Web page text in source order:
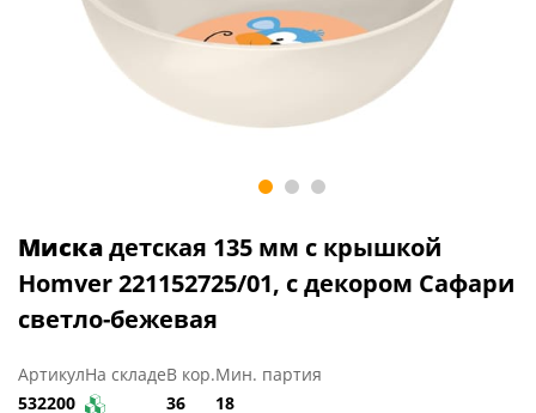
Мискадетская 135 мм с крышкой
Homver 221152725/01, с декором Сафари
светло-бежевая
Артикул
532200
На складеВ кор.
36
Мин. партия
18